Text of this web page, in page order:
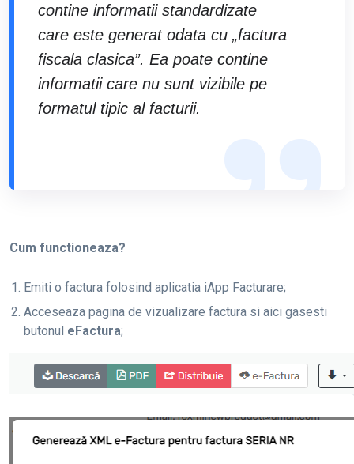
contine informatii standardizate
care este generat odata cu „factura
fiscala clasica”. Ea poate contine
informatii care nu sunt vizibile pe
formatul tipic al facturii.
Cum functioneaza?
Emiti o factura folosind aplicatia iApp Facturare;
Acceseaza pagina de vizualizare factura si aici gasesti
butonul eFactura;